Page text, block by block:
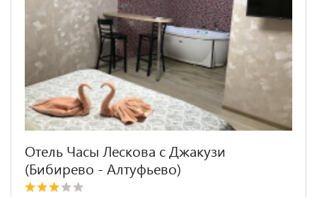
Отель Часы Лескова с Джакузи
(Бибирево - Алтуфьево)